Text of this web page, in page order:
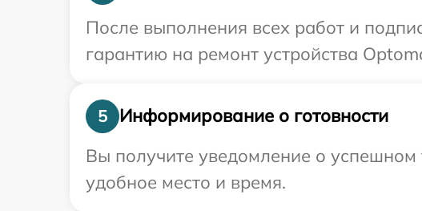
После выполнения всех работ и
гарантию на ремонт устройства
5
Информирование о готовности
Вы получите уведомление о успешном
удобное место и время.